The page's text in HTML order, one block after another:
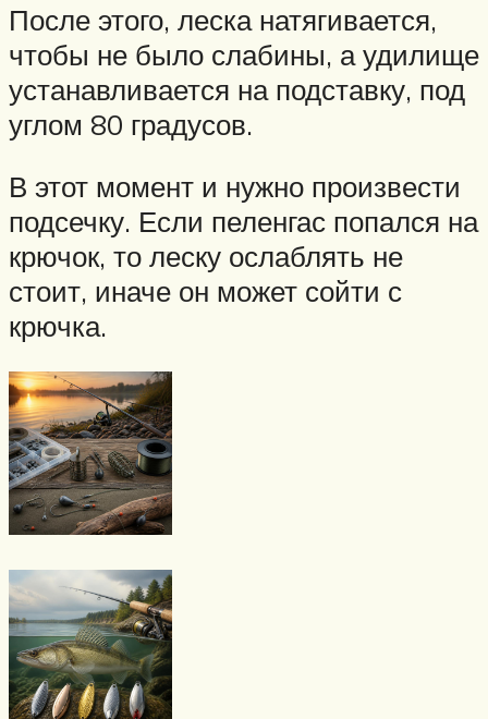
После этого, леска натягивается,
чтобы не было слабины, а удилище
устанавливается на подставку, под
углом 80 градусов.
В этот момент и нужно произвести
подсечку. Если пеленгас попался на
крючок, то леску ослаблять не
стоит, иначе он может сойти с
крючка.